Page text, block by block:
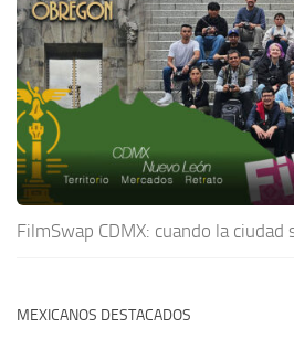
FilmSwap CDMX: cuando la
MEXICANOS DESTACADOS